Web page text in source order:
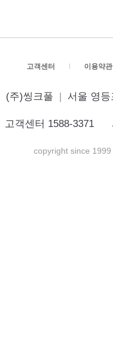
고객센터 이용약관
(주)씽크풀 | 서울 영
고객센터 1588-3371
copyright since